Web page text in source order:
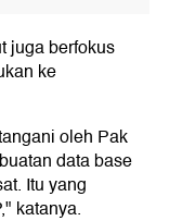
juga berfokus
ke
oleh Pak
data base
Itu yang
katanya.